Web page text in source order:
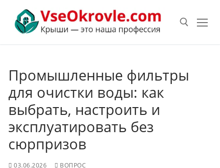
содержимому
Промышленные фильтры
для очистки воды: как
выбрать, настроить и
эксплуатировать без
сюрпризов
03.06.2026 ВОПРОС